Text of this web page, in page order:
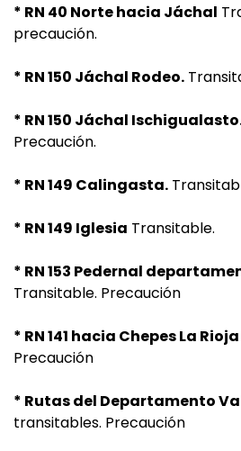
* RN 40 Norte hacia Jáchal
precaución.
* RN 150 Jáchal Rodeo.
* RN 150 Jáchal
Precaución.
* RN 149 Calingasta.
* RN 149 Iglesia Transitable.
* RN 153 Pedernal
Transitable. Precaución
* RN 141 hacia Chepes La Rioja
Precaución
* Rutas del Departamento
transitables. Precaución